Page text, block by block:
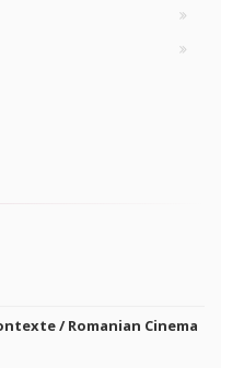
/ Romanian Cinema